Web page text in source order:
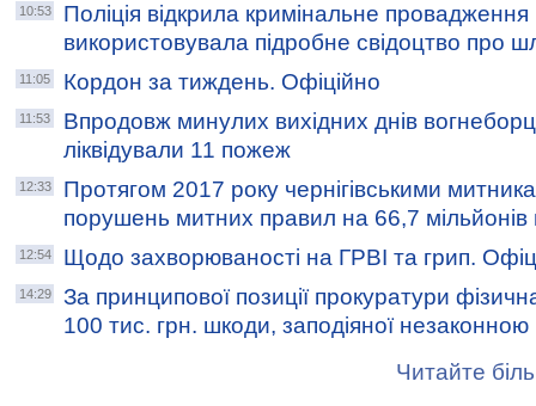
10:53
Поліція відкрила кримінальне провадження
використовувала підробне свідоцтво про
11:05 Кордон за тиждень. Офіційно
11:53
Впродовж минулих вихідних днів
ліквідували 11 пожеж
12:33
Протягом 2017 року чернігівськими
порушень митних правил на 66,7 мільйонів
12:54 Щодо захворюваності на ГРВІ та грип.
14:29
За принципової позиції прокуратури
100 тис. грн. шкоди, заподіяної
Читайте